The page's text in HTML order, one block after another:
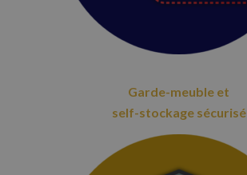
Garde-meuble et
self-stockage sécurisé